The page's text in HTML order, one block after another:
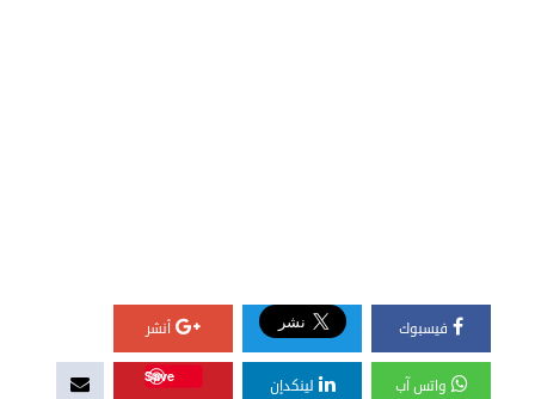
فيسبوك أنشر
واتس آب لينكدإن
Save